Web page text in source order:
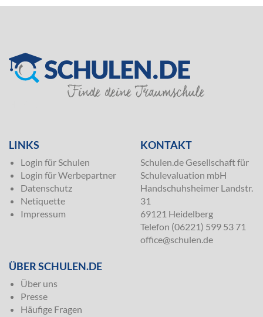
LINKS
Login für Schulen
Login für Werbepartner
Datenschutz
Netiquette
Impressum
KONTAKT
Schulen.de Gesellschaft für
Schulevaluation mbH
Handschuhsheimer Landstr.
31
69121 Heidelberg
Telefon (06221) 599 53 71
office@schulen.de
ÜBER SCHULEN.DE
Über uns
Presse
Häufige Fragen